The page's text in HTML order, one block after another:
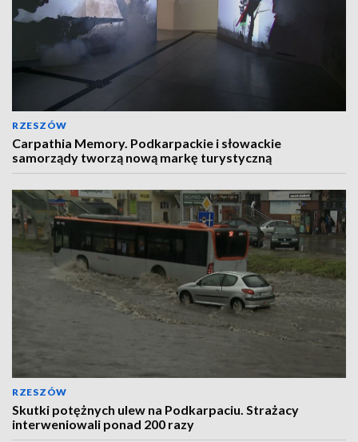
RZESZÓW
Carpathia Memory. Podkarpackie i słowackie
samorządy tworzą nową markę turystyczną
RZESZÓW
Skutki potężnych ulew na Podkarpaciu. Strażacy
interweniowali ponad 200 razy